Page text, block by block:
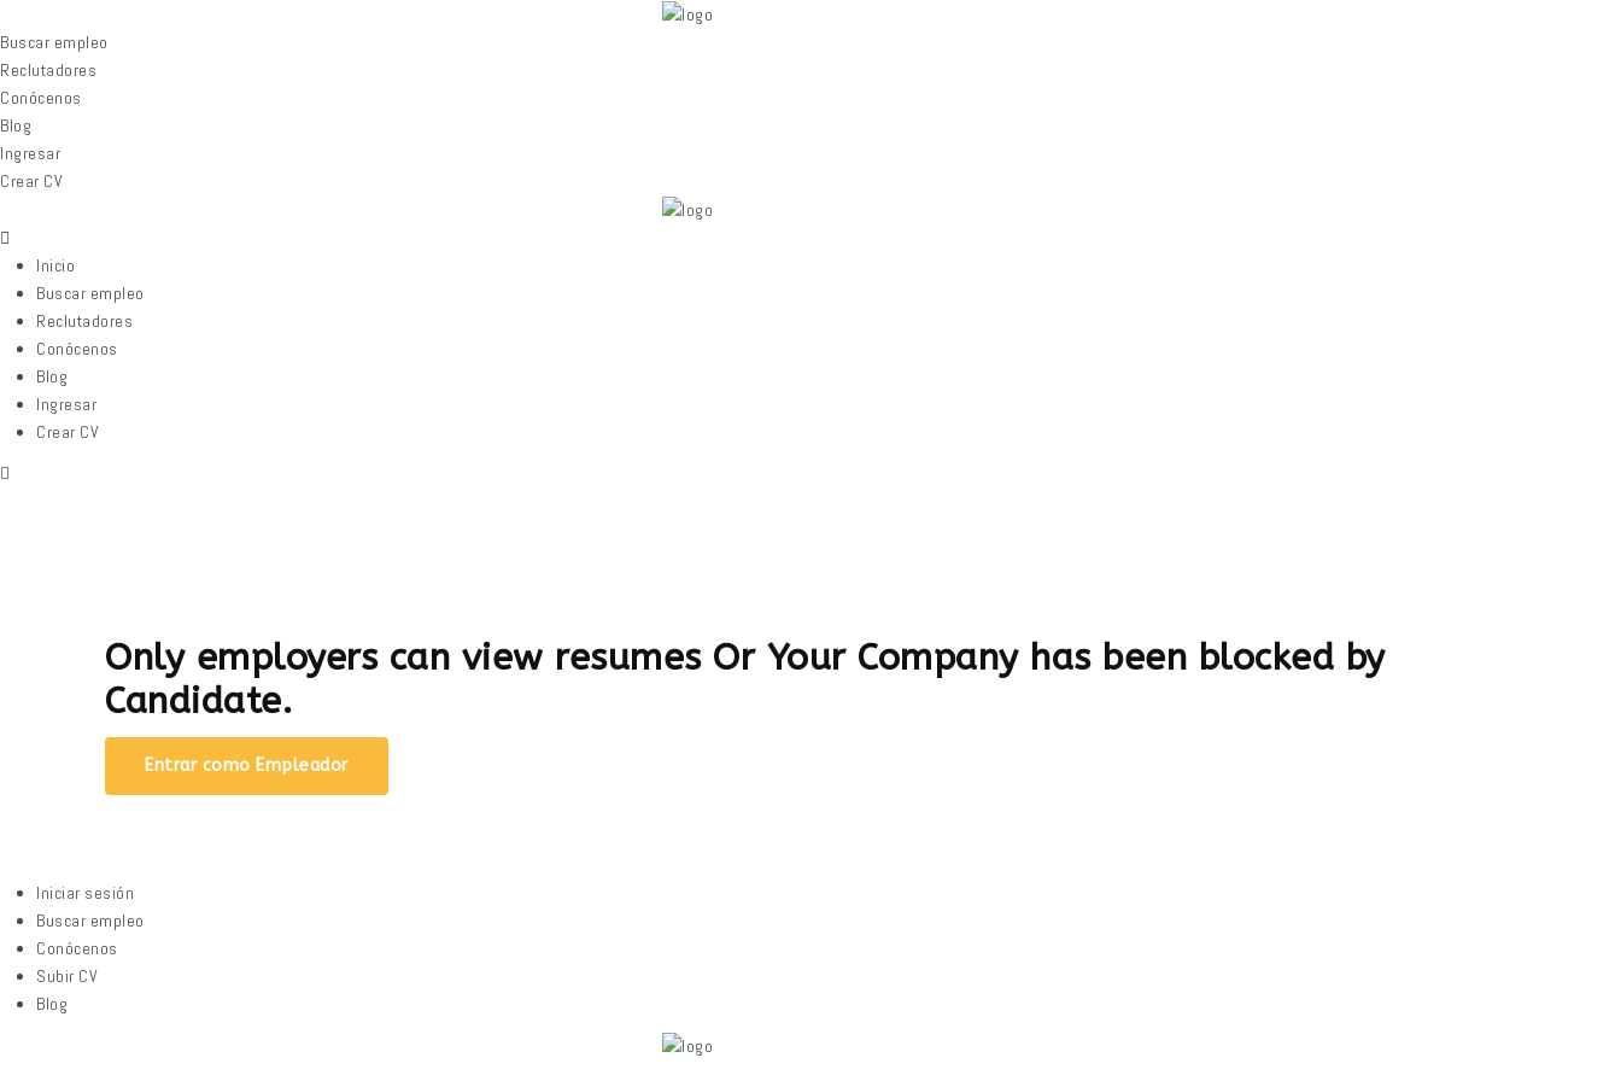
Buscar empleo
Reclutadores
Conócenos
Blog
Ingresar
Crear CV
Inicio
Buscar empleo
Reclutadores
Conócenos
Blog
Ingresar
Crear CV
Only employers can view resumes Or Your Company has been blocked by
Candidate.
Entrar como Empleador
Iniciar sesión
Buscar empleo
Conócenos
Subir CV
Blog